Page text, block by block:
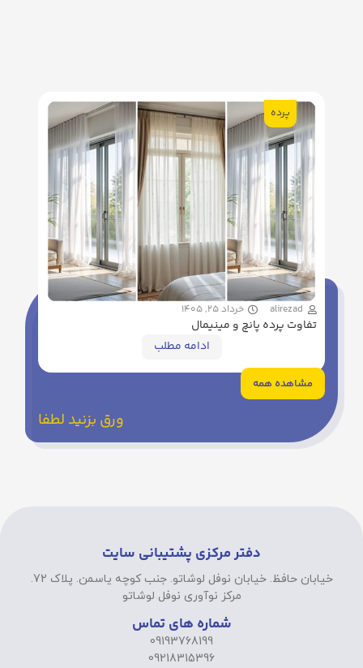
پرده
alirezad خرداد 25, 1405
تفاوت پرده پانچ و مینیمال
ادامه مطلب
مشاهده همه
ورق بزنید لطفا
دفتر مرکزی پشتیبانی سایت
خیابان حافظ. خیابان نوفل لوشاتو. جنب کوچه یاسمن. پلاک 72.
مرکز نوآوری نوفل لوشاتو
شماره های تماس
09193768199
09218315396